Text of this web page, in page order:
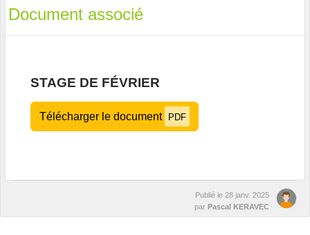
Document associé
STAGE DE FÉVRIER
Télécharger le document PDF
Publié le 28 janv. 2025
par Pascal KERAVEC